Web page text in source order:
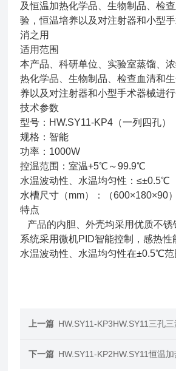
及恒温加热化学品、生物制品、检
验，恒温培养以及对注射器和小型
消之用
适用范围
本产品、科研单位、实验室蒸馏、
热化学品、生物制品、检查血清和
养以及对注射器和小型手术器械进行
技术参数
型号：HW.SY11-KP4（一列四孔）
规格：智能
功率：1000W
控温范围：室温+5℃～99.9℃
水温波动性、水温均匀性：≤±0.5℃
水槽尺寸（mm）：（600×180×90）
特点
产品的内胆、外壳均采用优质不锈
系统采用微机PID智能控制，感热性
水温波动性、水温均匀性在±0.5℃范
上一篇 HW.SY11-KP3HW.SY11三孔
下一篇 HW.SY11-KP2HW.SY11恒温